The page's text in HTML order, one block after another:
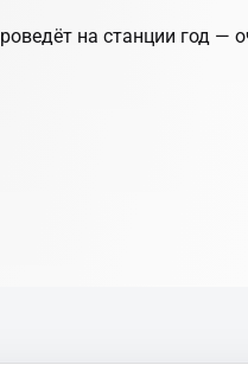
на станции год —